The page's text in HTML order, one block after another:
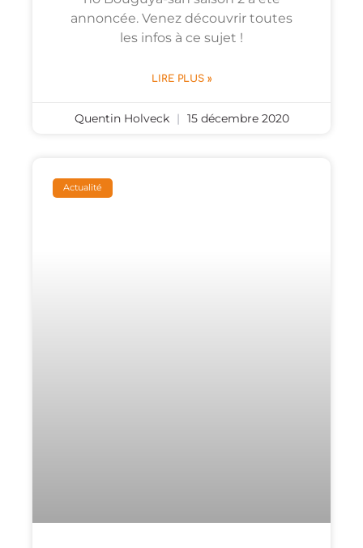
annoncée. Venez découvrir toutes
les infos à ce sujet !
LIRE PLUS »
Quentin Holveck 15 décembre 2020
Actualité